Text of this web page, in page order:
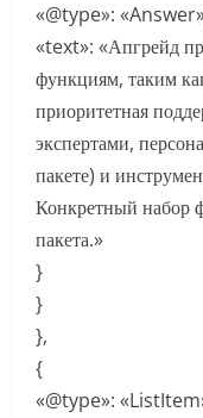
«@type»:
«text»: «Апгрейд
функциям, таким
приоритетная
экспертами,
пакете) и
Конкретный набор
пакета.»
}
}
},
{
«@type»: